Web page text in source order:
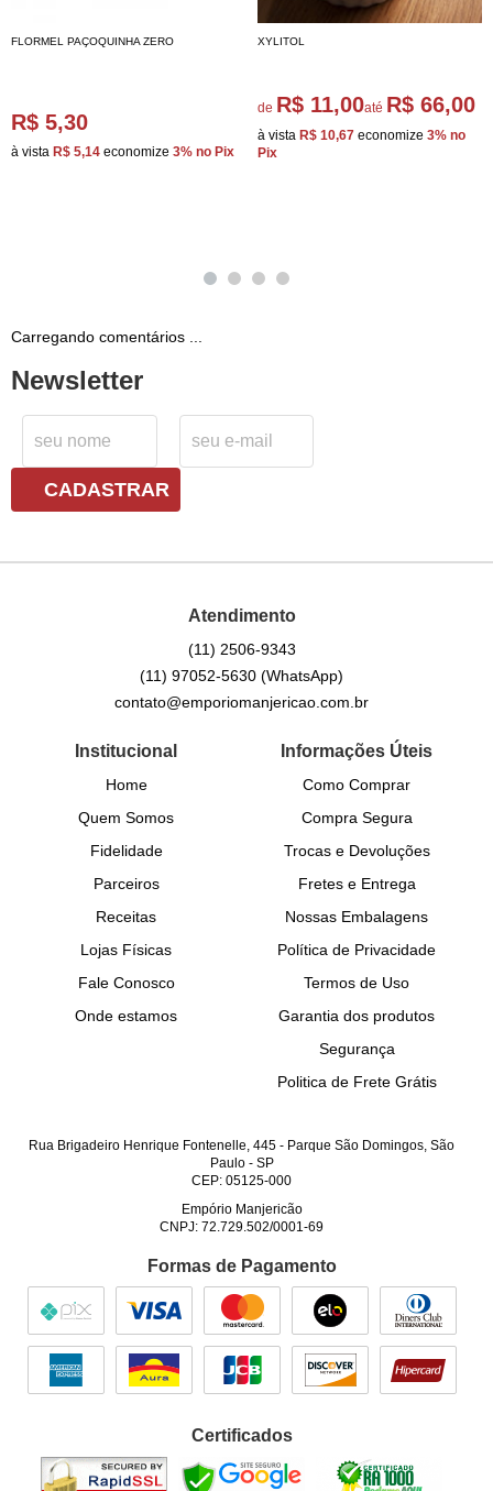
FLORMEL PAÇOQUINHA ZERO
R$ 5,30
à vista R$ 5,14 economize 3% no Pix
XYLITOL
de R$ 11,00até R$ 66,00
à vista R$ 10,67 economize 3% no
Pix
Carregando comentários ...
Newsletter
CADASTRAR
Atendimento
(11) 2506-9343
(11) 97052-5630(WhatsApp)
contato@emporiomanjericao.com.br
Institucional
Home
Quem Somos
Fidelidade
Parceiros
Receitas
Lojas Físicas
Fale Conosco
Onde estamos
Informações Úteis
Como Comprar
Compra Segura
Trocas e Devoluções
Fretes e Entrega
Nossas Embalagens
Política de Privacidade
Termos de Uso
Garantia dos produtos
Segurança
Politica de Frete Grátis
Rua Brigadeiro Henrique Fontenelle, 445 - Parque São Domingos, São
Paulo- SP
CEP: 05125-000
Empório Manjericão
CNPJ: 72.729.502/0001-69
Formas de Pagamento
Certificados